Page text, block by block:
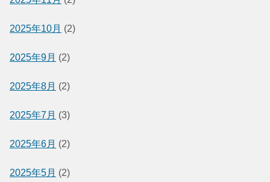
2025年10月 (2)
2025年9月 (2)
2025年8月 (2)
2025年7月 (3)
2025年6月 (2)
2025年5月 (2)